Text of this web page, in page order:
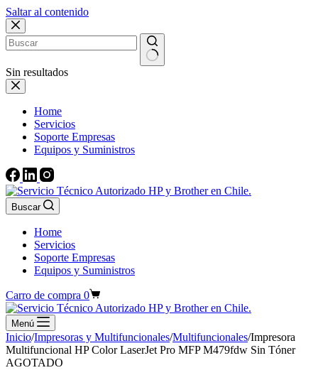
Saltar al contenido
Sin resultados
Home
Servicios
Soporte Empresas
Equipos y Suministros
Buscar
Home
Servicios
Soporte Empresas
Equipos y Suministros
Carro de compra 0
Menú
Inicio/Impresoras y Multifuncionales/Multifuncionales/Impresora
Multifuncional HP Color LaserJet Pro MFP M479fdw Sin Tóner
AGOTADO